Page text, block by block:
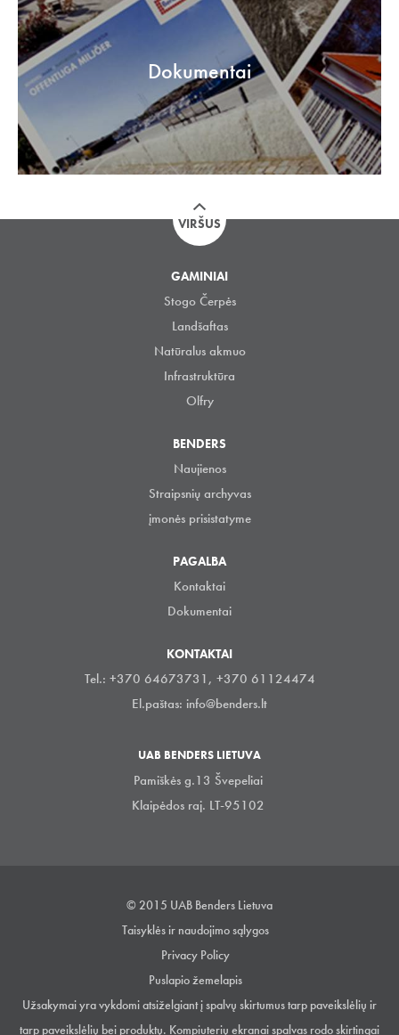
Dokumentai
VIRŠUS
GAMINIAI
Stogo Čerpės
Landšaftas
Natūralus akmuo
Infrastruktūra
Olfry
BENDERS
Naujienos
Straipsnių archyvas
įmonės prisistatyme
PAGALBA
Kontaktai
Dokumentai
KONTAKTAI
Tel.: +370 64673731, +370 61124474
El.paštas: info@benders.lt
UAB BENDERS LIETUVA
Pamiškės g.13 Švepeliai
Klaipėdos raj. LT-95102
© 2015 UAB Benders Lietuva
Taisyklės ir naudojimo sąlygos
Privacy Policy
Puslapio žemelapis
Užsakymai yra vykdomi atsiželgiant į spalvų skirtumus tarp paveikslėlių ir
tarp paveikslėlių bei produktų. Kompiuterių ekranai spalvas rodo skirtingai